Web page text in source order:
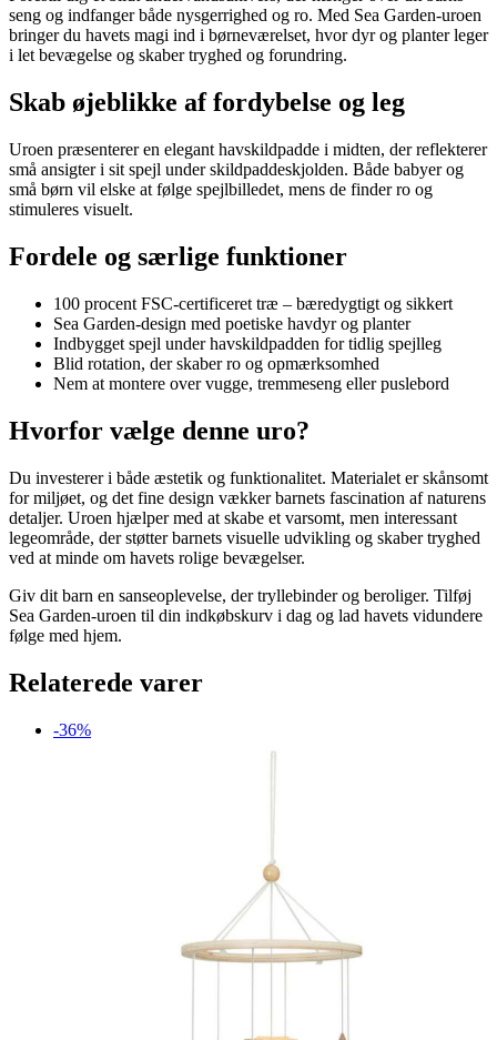
seng og indfanger både nysgerrighed og ro. Med Sea Garden-uroen
bringer du havets magi ind i børneværelset, hvor dyr og planter leger
i let bevægelse og skaber tryghed og forundring.
Skab øjeblikke af fordybelse og leg
Uroen præsenterer en elegant havskildpadde i midten, der reflekterer
små ansigter i sit spejl under skildpaddeskjolden. Både babyer og
små børn vil elske at følge spejlbilledet, mens de finder ro og
stimuleres visuelt.
Fordele og særlige funktioner
100 procent FSC-certificeret træ – bæredygtigt og sikkert
Sea Garden-design med poetiske havdyr og planter
Indbygget spejl under havskildpadden for tidlig spejlleg
Blid rotation, der skaber ro og opmærksomhed
Nem at montere over vugge, tremmeseng eller puslebord
Hvorfor vælge denne uro?
Du investerer i både æstetik og funktionalitet. Materialet er skånsomt
for miljøet, og det fine design vækker barnets fascination af naturens
detaljer. Uroen hjælper med at skabe et varsomt, men interessant
legeområde, der støtter barnets visuelle udvikling og skaber tryghed
ved at minde om havets rolige bevægelser.
Giv dit barn en sanseoplevelse, der tryllebinder og beroliger. Tilføj
Sea Garden-uroen til din indkøbskurv i dag og lad havets vidundere
følge med hjem.
Relaterede varer
-36%